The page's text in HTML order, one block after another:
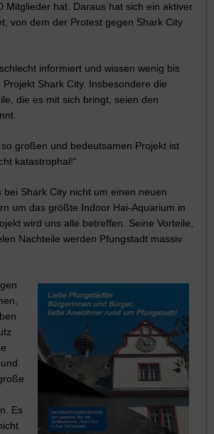
Mitglieder hat. Daraus hat sich ein aktiver
von dem der Protest gegen Shark City
informiert und wissen wenig bis
Shark City. Insbesondere die
die es mit sich bringt, seien den
so großen und bedeutsamen Projekt ist
katastrophal!“
bei Shark City nicht um einen neuen
um das größte Indoor Hai-Aquarium in
wird uns alle betreffen. Seine Vorteile,
Nachteile werden Pfungstadt massiv
Es